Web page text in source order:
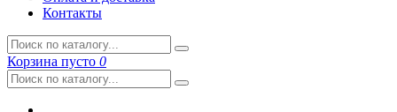
Контакты
Корзина пусто 0